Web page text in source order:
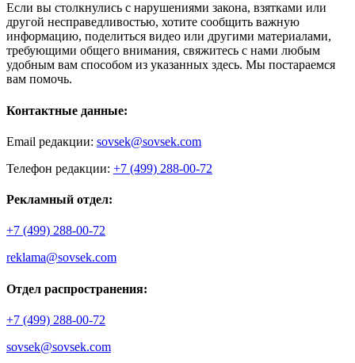
Если вы столкнулись с нарушениями закона, взятками или
другой несправедливостью, хотите сообщить важную
информацию, поделиться видео или другими материалами,
требующими общего внимания, свяжитесь с нами любым
удобным вам способом из указанных здесь. Мы постараемся
вам помочь.
Контактные данные:
Email редакции: sovsek@sovsek.com
Телефон редакции: +7 (499) 288-00-72
Рекламный отдел:
+7 (499) 288-00-72
reklama@sovsek.com
Отдел распространения:
+7 (499) 288-00-72
sovsek@sovsek.com